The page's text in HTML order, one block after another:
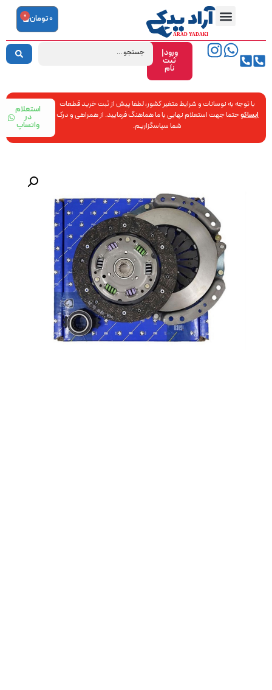
ورود|
ثبت
نام
0تومان 0
با توجه به نوسانات و شرایط متغیر کشور، لطفا پیش از ثبت خرید قطعات
ایساکوحتما جهت استعلام نهایی با ما هماهنگ فرمایید. از همراهی و درک
شما سپاسگزاریم.
استعلام
در
واتساپ